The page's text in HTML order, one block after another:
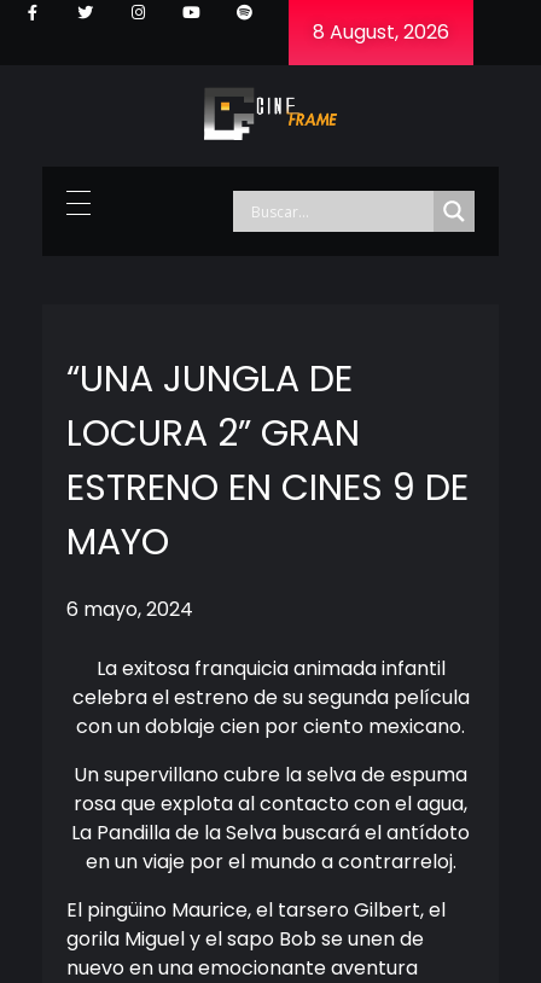
8 August, 2026
“UNA JUNGLA DE
LOCURA 2” GRAN
ESTRENO EN CINES 9 DE
MAYO
6 mayo, 2024
La exitosa franquicia animada infantil
celebra el estreno de su segunda película
con un doblaje cien por ciento mexicano.
Un supervillano cubre la selva de espuma
rosa que explota al contacto con el agua,
La Pandilla de la Selva buscará el antídoto
en un viaje por el mundo a contrarreloj.
El pingüino Maurice, el tarsero Gilbert, el
gorila Miguel y el sapo Bob se unen de
nuevo en una emocionante aventura